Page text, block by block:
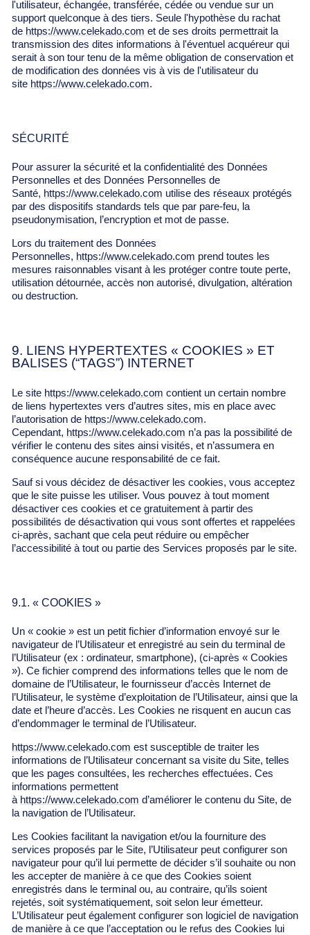
l'utilisateur, échangée, transférée, cédée ou vendue sur un
support quelconque à des tiers. Seule l'hypothèse du rachat
de https://www.celekado.com et de ses droits permettrait la
transmission des dites informations à l'éventuel acquéreur qui
serait à son tour tenu de la même obligation de conservation et
de modification des données vis à vis de l'utilisateur du
site https://www.celekado.com.
SÉCURITÉ
Pour assurer la sécurité et la confidentialité des Données
Personnelles et des Données Personnelles de
Santé, https://www.celekado.com utilise des réseaux protégés
par des dispositifs standards tels que par pare-feu, la
pseudonymisation, l’encryption et mot de passe.
Lors du traitement des Données
Personnelles, https://www.celekado.com prend toutes les
mesures raisonnables visant à les protéger contre toute perte,
utilisation détournée, accès non autorisé, divulgation, altération
ou destruction.
9. LIENS HYPERTEXTES « COOKIES » ET
BALISES (“TAGS”) INTERNET
Le site https://www.celekado.com contient un certain nombre
de liens hypertextes vers d’autres sites, mis en place avec
l’autorisation de https://www.celekado.com.
Cependant, https://www.celekado.com n’a pas la possibilité de
vérifier le contenu des sites ainsi visités, et n’assumera en
conséquence aucune responsabilité de ce fait.
Sauf si vous décidez de désactiver les cookies, vous acceptez
que le site puisse les utiliser. Vous pouvez à tout moment
désactiver ces cookies et ce gratuitement à partir des
possibilités de désactivation qui vous sont offertes et rappelées
ci-après, sachant que cela peut réduire ou empêcher
l’accessibilité à tout ou partie des Services proposés par le site.
9.1. « COOKIES »
Un « cookie » est un petit fichier d’information envoyé sur le
navigateur de l’Utilisateur et enregistré au sein du terminal de
l’Utilisateur (ex : ordinateur, smartphone), (ci-après « Cookies
»). Ce fichier comprend des informations telles que le nom de
domaine de l’Utilisateur, le fournisseur d’accès Internet de
l’Utilisateur, le système d’exploitation de l’Utilisateur, ainsi que la
date et l’heure d’accès. Les Cookies ne risquent en aucun cas
d’endommager le terminal de l’Utilisateur.
https://www.celekado.com est susceptible de traiter les
informations de l’Utilisateur concernant sa visite du Site, telles
que les pages consultées, les recherches effectuées. Ces
informations permettent
à https://www.celekado.com d’améliorer le contenu du Site, de
la navigation de l’Utilisateur.
Les Cookies facilitant la navigation et/ou la fourniture des
services proposés par le Site, l’Utilisateur peut configurer son
navigateur pour qu’il lui permette de décider s’il souhaite ou non
les accepter de manière à ce que des Cookies soient
enregistrés dans le terminal ou, au contraire, qu’ils soient
rejetés, soit systématiquement, soit selon leur émetteur.
L’Utilisateur peut également configurer son logiciel de navigation
de manière à ce que l’acceptation ou le refus des Cookies lui